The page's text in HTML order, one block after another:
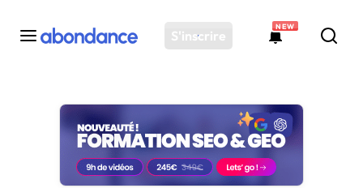
S'inscrire
NEW
Toutes les actus
Actus SEO
Plateforme